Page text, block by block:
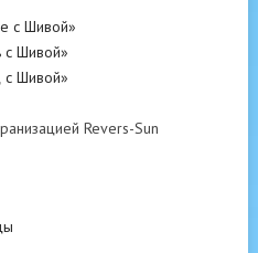
с Шивой»
с Шивой»
с Шивой»
Revers-Sun